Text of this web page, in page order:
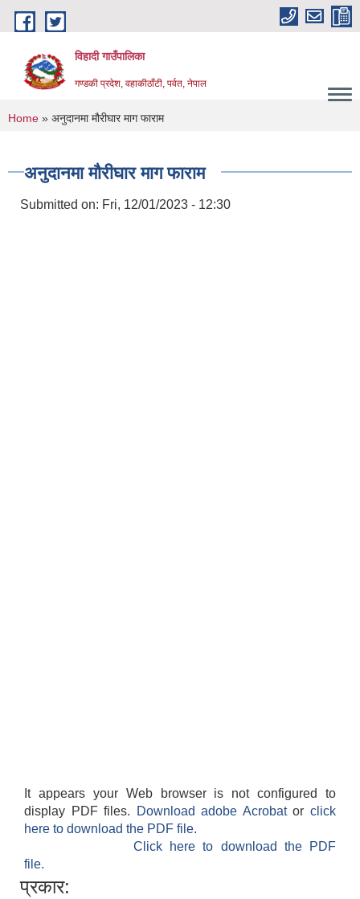
Skip to main content
विहादी गाउँपालिका
गण्डकी प्रदेश, वहाकीठाँटी, पर्वत, नेपाल
You are here
Home » अनुदानमा मौरीघार माग फाराम
अनुदानमा मौरीघार माग फाराम
Submitted on: Fri, 12/01/2023 - 12:30
It appears your Web browser is not configured to
display PDF files.
Download adobe Acrobatorclick
here to download the PDF file.
Click here to download the PDF
file.
प्रकार: